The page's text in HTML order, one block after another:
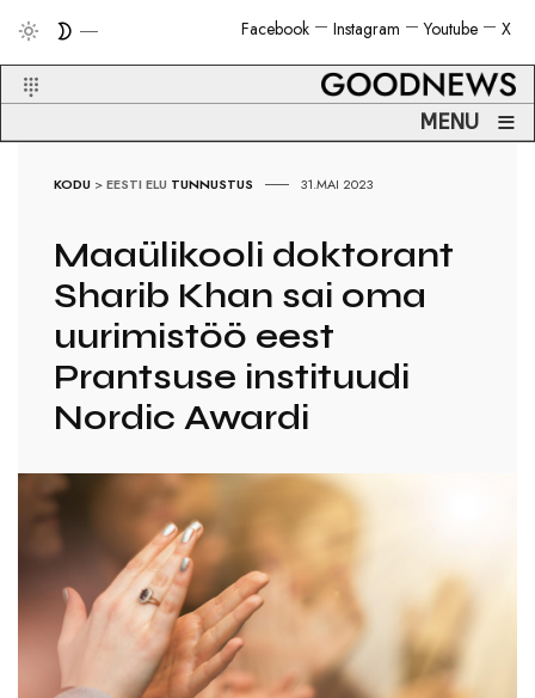
X
Youtube
Instagram
Facebook
MENU ≡
KODU >EESTI ELU TUNNUSTUS 31.MAI 2023
Maaülikooli doktorant
Sharib Khan sai oma
uurimistöö eest
Prantsuse instituudi
Nordic Awardi